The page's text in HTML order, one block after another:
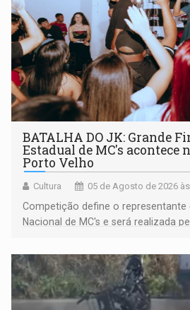
BATALHA DO JK: Grande
Estadual de MC's acontece
Porto Velho
Cultura 05 de Agosto de 2026 às
Competição define o representante
Nacional de MC's e será realizada